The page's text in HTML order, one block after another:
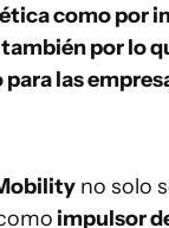
como por
por lo
las
no solo
impulsor